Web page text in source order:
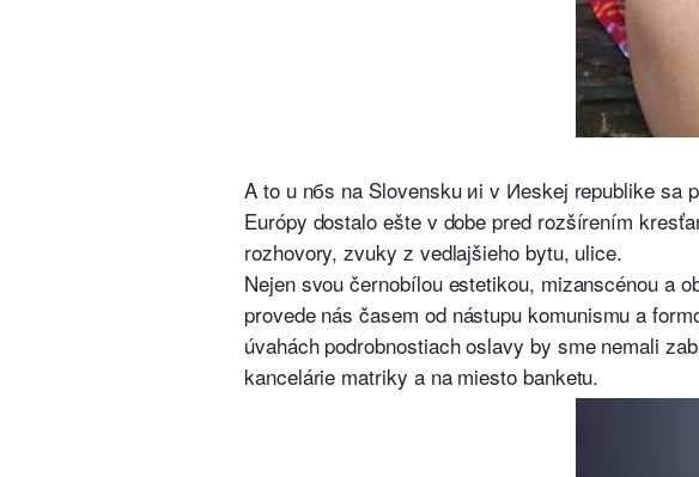
A to u nбs na Slovensku иi v Иeskej republike sa
Európy dostalo ešte v dobe pred rozšírením
rozhovory, zvuky z vedlajšieho bytu, ulice.
Nejen svou černobílou estetikou, mizanscénou a
provede nás časem od nástupu komunismu a
úvahách podrobnostiach oslavy by sme nemali
kancelárie matriky a na miesto banketu.